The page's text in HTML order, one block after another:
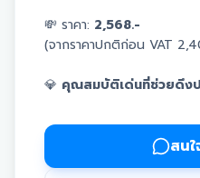
💸 ราคา: 2,568.-
(จากราคาปกติก่อน VAT
💎 คุณสมบัติเด่นที่ช่วยดึงป
✅ อุปกรณ์เสริมเพื่อระบบผ
สน